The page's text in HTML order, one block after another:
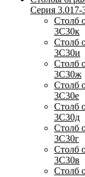
Серия 3.017-
Столб
3С30к
Столб
3С30и
Столб
3С30ж
Столб
3С30е
Столб
3С30д
Столб
3С30г
Столб
3С30в
Столб